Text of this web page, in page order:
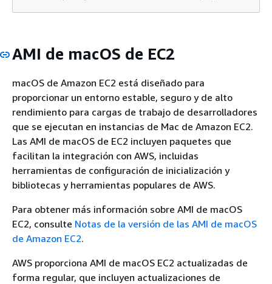
AMI de macOS de EC2
macOS de Amazon EC2 está diseñado para
proporcionar un entorno estable, seguro y de alto
rendimiento para cargas de trabajo de desarrolladores
que se ejecutan en instancias de Mac de Amazon EC2.
Las AMI de macOS de EC2 incluyen paquetes que
facilitan la integración con AWS, incluidas
herramientas de configuración de inicialización y
bibliotecas y herramientas populares de AWS.
Para obtener más información sobre AMI de macOS
EC2, consulte Notas de la versión de las AMI de macOS
de Amazon EC2.
AWS proporciona AMI de macOS EC2 actualizadas de
forma regular, que incluyen actualizaciones de